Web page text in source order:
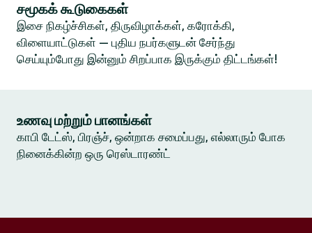
சமூகக் கூடுகைகள்
இசை நிகழ்ச்சிகள், திருவிழாக்கள், கரோக்கி,
விளையாட்டுகள் — புதிய நபர்களுடன் சேர்ந்து
செய்யும்போது இன்னும் சிறப்பாக இருக்கும் திட்டங்கள்!
உணவு மற்றும் பானங்கள்
காபி டேட்ஸ், பிரஞ்ச், ஒன்றாக சமைப்பது, எல்லாரும் போக
நினைக்கின்ற ஒரு ரெஸ்டாரண்ட்